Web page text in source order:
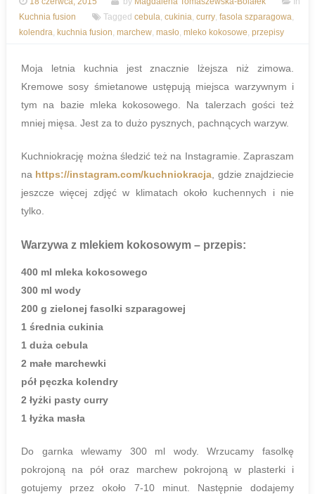
Kuchnia fusion
Tagged cebula, cukinia, curry, fasola szparagowa,
kolendra, kuchnia fusion, marchew, masło, mleko kokosowe, przepisy
Moja letnia kuchnia jest znacznie lżejsza niż zimowa.
Kremowe sosy śmietanowe ustępują miejsca warzywnym i
tym na bazie mleka kokosowego. Na talerzach gości też
mniej mięsa. Jest za to dużo pysznych, pachnących warzyw.
Kuchniokrację można śledzić też na Instagramie. Zapraszam
na https://instagram.com/kuchniokracja , gdzie znajdziecie
jeszcze więcej zdjęć w klimatach około kuchennych i nie
tylko.
Warzywa z mlekiem kokosowym – przepis:
400 ml mleka kokosowego
300 ml wody
200 g zielonej fasolki szparagowej
1 średnia cukinia
1 duża cebula
2 małe marchewki
pół pęczka kolendry
2 łyżki pasty curry
1 łyżka masła
Do garnka wlewamy 300 ml wody. Wrzucamy fasolkę
pokrojoną na pół oraz marchew pokrojoną w plasterki i
gotujemy przez około 7-10 minut. Następnie dodajemy